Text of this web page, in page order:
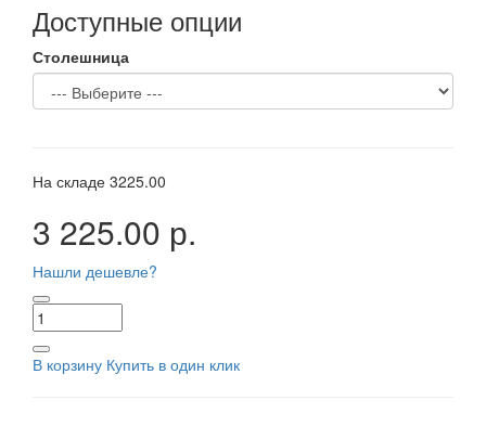
Доступные опции
Столешница
На складе 3225.00
3 225.00 р.
Нашли дешевле?
В корзину Купить в один клик